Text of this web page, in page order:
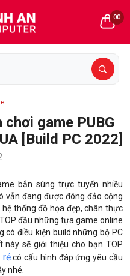
00
game PUBG
[Build PC 2022]
bắn súng trực tuyến nhiều
vẫn đang được đông đảo cộng
thống đồ họa đẹp, chân thực
đầu những tựa game online
có điều kiện build những bộ PC
này sẽ giới thiệu cho bạn TOP
rẻcó cấu hình đáp ứng yêu cầu
nhé.